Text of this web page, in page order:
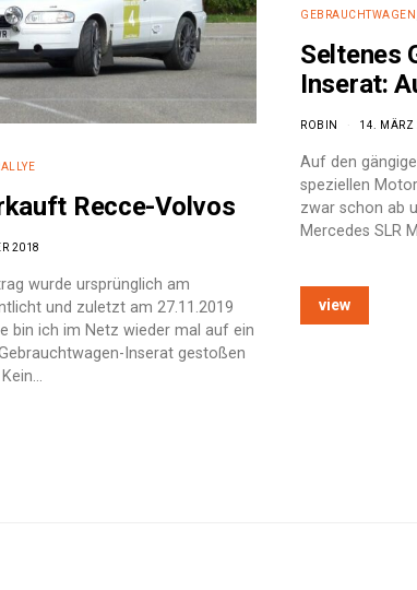
Recce-Volvos
2018
wurde ursprünglich am
und zuletzt am 27.11.2019
bin ich im Netz wieder mal auf ein
Inserat gestoßen
GEBRAUCHTWAGEN
Seltenes
Inserat:
ROBIN 14. MÄRZ
Auf den
speziellen
zwar schon ab
Mercedes SLR
view